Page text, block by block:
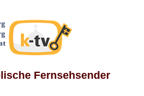
Fernsehsender